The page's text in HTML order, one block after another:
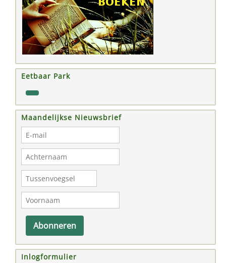
Eetbaar Park
Maandelijkse Nieuwsbrief
Abonneren
Inlogformulier